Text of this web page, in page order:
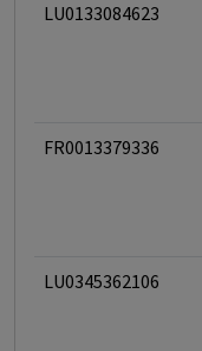
LU0133084623
FR0013379336
LU0345362106